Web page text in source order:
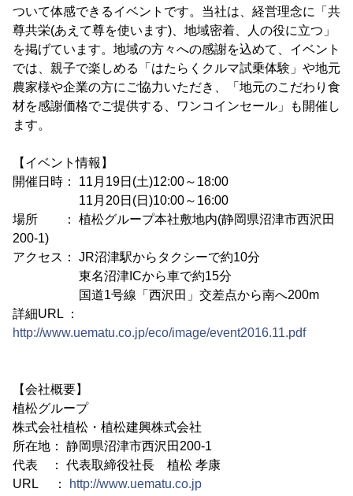
ついて体感できるイベントです。当社は、経営理念に「共
尊共栄(あえて尊を使います)、地域密着、人の役に立つ」
を掲げています。地域の方々への感謝を込めて、イベント
では、親子で楽しめる「はたらくクルマ試乗体験」や地元
農家様や企業の方にご協力いただき、「地元のこだわり食
材を感謝価格でご提供する、ワンコインセール」も開催し
ます。
【イベント情報】
開催日時： 11月19日(土)12:00～18:00
11月20日(日)10:00～16:00
場所 ： 植松グループ本社敷地内(静岡県沼津市西沢田
200-1)
アクセス： JR沼津駅からタクシーで約10分
東名沼津ICから車で約15分
国道1号線「西沢田」交差点から南へ200m
詳細URL ：
http://www.uematu.co.jp/eco/image/event2016.11.pdf
【会社概要】
植松グループ
株式会社植松・植松建興株式会社
所在地： 静岡県沼津市西沢田200-1
代表 ： 代表取締役社長 植松 孝康
URL ：
http://www.uematu.co.jp